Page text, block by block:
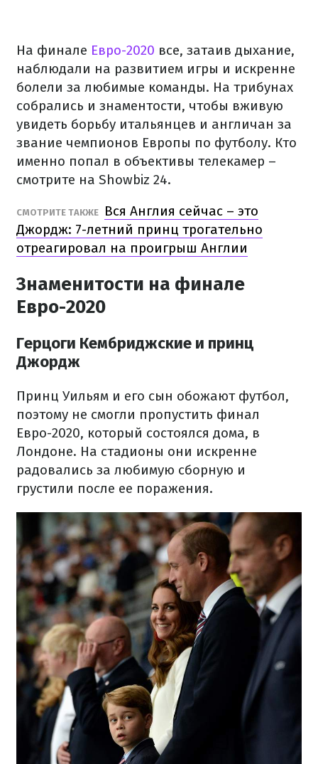
На финале Евро-2020 все, затаив дыхание,
наблюдали на развитием игры и искренне
болели за любимые команды. На трибунах
собрались и знаментости, чтобы вживую
увидеть борьбу итальянцев и англичан за
звание чемпионов Европы по футболу. Кто
именно попал в объективы телекамер –
смотрите на Showbiz 24.
СМОТРИТЕ ТАКЖЕ
Вся Англия сейчас – это
Джордж: 7-летний принц трогательно
отреагировал на проигрыш Англии
Знаменитости на финале
Евро-2020
Герцоги Кембриджские и принц
Джордж
Принц Уильям и его сын обожают футбол,
поэтому не смогли пропустить финал
Евро-2020, который состоялся дома, в
Лондоне. На стадионы они искренне
радовались за любимую сборную и
грустили после ее поражения.